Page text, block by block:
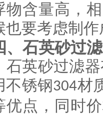
物含量高，
也要考虑制
、石英砂过
石英砂过滤
不锈钢304材
优点，同时